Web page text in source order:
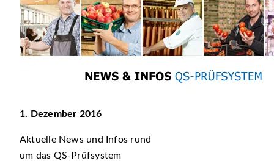
1. Dezember 2016
Aktuelle News und Infos rund
um das QS-Prüfsystem